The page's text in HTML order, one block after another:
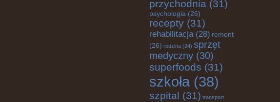
przychodnia (31)
psychologia (26)
recepty (31)
rehabilitacja(28) remont
(26) rodzina (24) sprzęt
medyczny (30)
superfoods (31)
szkoła (38)
szpital (31) transport